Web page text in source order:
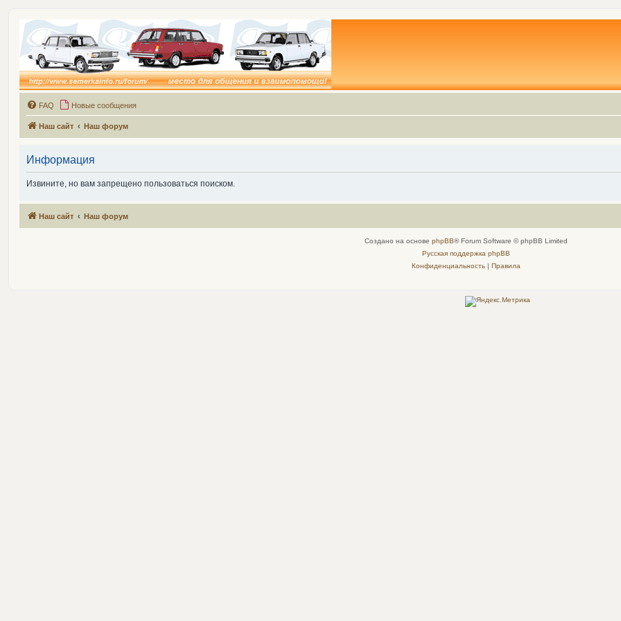
FAQ Новые сообщения
Наш сайт Наш форум
Информация
Извините, но вам запрещено пользоваться поиском.
Наш сайт Наш форум
Создано на основе phpBB® Forum Software © phpBB Limited
Русская поддержка phpBB
Конфиденциальность| Правила